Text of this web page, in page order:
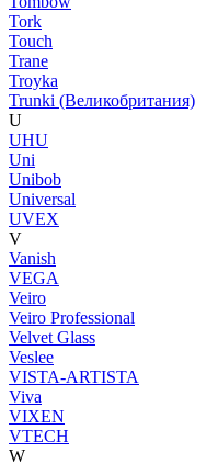
Tork
Touch
Trane
Troyka
Trunki (Великобритания)
U
UHU
Uni
Unibob
Universal
UVEX
V
Vanish
VEGA
Veiro
Veiro Professional
Velvet Glass
Veslee
VISTA-ARTISTA
Viva
VIXEN
VTECH
W